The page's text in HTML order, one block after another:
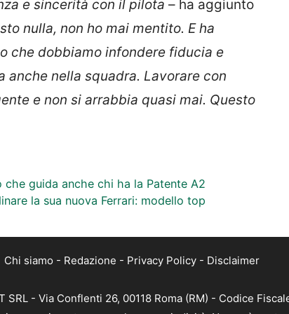
e sincerità con il pilota – ha aggiunto
nulla, non ho mai mentito. E ha
che dobbiamo infondere fiducia e
nella squadra. Lavorare con
e non si arrabbia quasi mai. Questo
guida anche chi ha la Patente A2
la sua nuova Ferrari: modello top
Chi siamo - Redazione - Privacy Policy - Disclaimer
SRL - Via Conflenti 26, 00118 Roma (RM) - Codice